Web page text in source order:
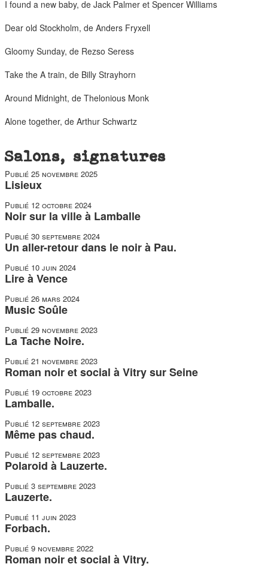
I found a new baby, de Jack Palmer et Spencer Williams
Dear old Stockholm, de Anders Fryxell
Gloomy Sunday, de Rezso Seress
Take the A train, de Billy Strayhorn
Around Midnight, de Thelonious Monk
Alone together, de Arthur Schwartz
Salons, signatures
Publié 25 novembre 2025
Lisieux
Publié 12 octobre 2024
Noir sur la ville à Lamballe
Publié 30 septembre 2024
Un aller-retour dans le noir à Pau.
Publié 10 juin 2024
Lire à Vence
Publié 26 mars 2024
Music Soûle
Publié 29 novembre 2023
La Tache Noire.
Publié 21 novembre 2023
Roman noir et social à Vitry sur Seine
Publié 19 octobre 2023
Lamballe.
Publié 12 septembre 2023
Même pas chaud.
Publié 12 septembre 2023
Polaroid à Lauzerte.
Publié 3 septembre 2023
Lauzerte.
Publié 11 juin 2023
Forbach.
Publié 9 novembre 2022
Roman noir et social à Vitry.